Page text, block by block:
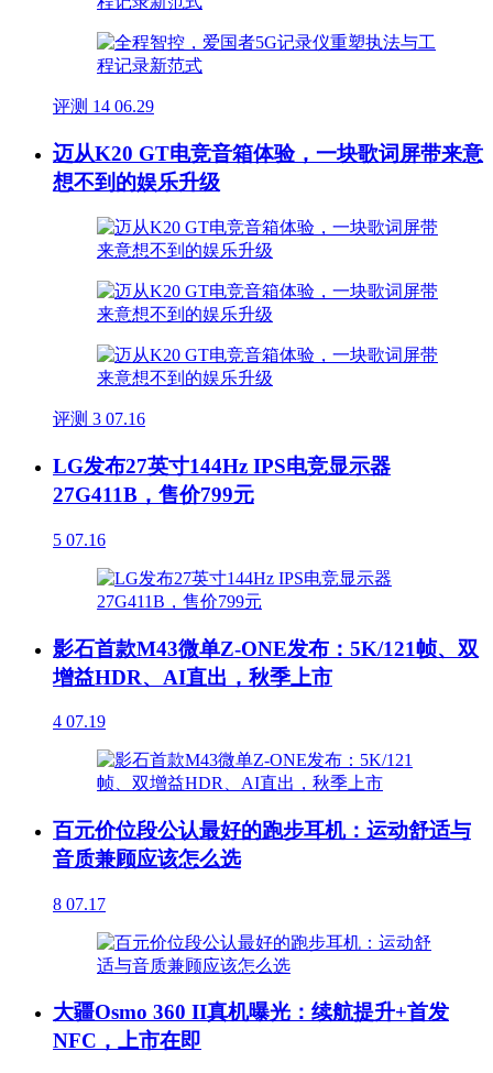
评测 14 06.29
迈从K20 GT电竞音箱体验，一块歌词屏带来意
想不到的娱乐升级
评测 3 07.16
LG发布27英寸144Hz IPS电竞显示器
27G411B，售价799元
5 07.16
影石首款M43微单Z-ONE发布：5K/121帧、双
增益HDR、AI直出，秋季上市
4 07.19
百元价位段公认最好的跑步耳机：运动舒适与
音质兼顾应该怎么选
8 07.17
大疆Osmo 360 II真机曝光：续航提升+首发
NFC，上市在即